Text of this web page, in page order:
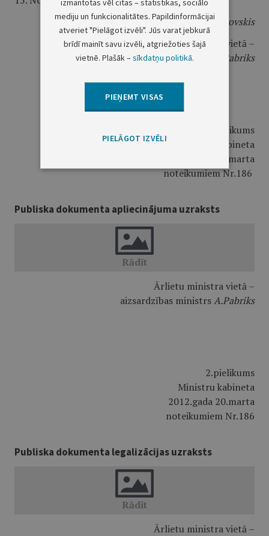
Ministru prezidentsV.Dombrovskis
Ārlietu ministra vietā –
aizsardzības ministrs
A.Pabriks
1.pielikums
Ministru kabineta
2012.gada 20.marta
noteikumiem Nr.186
Publiska dokumenta apliecinājuma uzraksts
Ārlietu ministra vietā –
aizsardzības ministrsA.Pabriks
2.pielikums
Ministru kabineta
2012.gada 20.marta
noteikumiem Nr.186
Publiska dokumenta legalizācijas uzraksts
Ārlietu ministra vietā –
mediju un funkcionalitātes. Papildinformācijai
atveriet "Pielāgot izvēli". Jūs varat jebkurā
brīdī mainīt savu izvēli, atgriežoties šajā
vietnē. Plašāk –sīkdatņu politikā.
PIEŅEMT VISAS
PIELĀGOT IZVĒLI